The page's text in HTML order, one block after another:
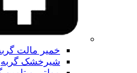
خمیر مالت
شیرخشک گربه